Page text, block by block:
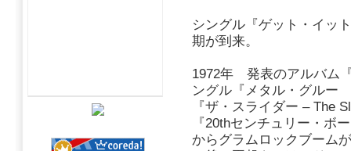
シングル『ゲット・イッ
期が到来。
1972年 発表のアルバム
ングル『メタル・グルー
『ザ・スライダー – The
『20thセンチュリー・ボ
からグラムロックブーム